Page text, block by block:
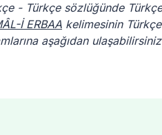
- Türkçe sözlüğünde
İ ERBAA kelimesinin
aşağıdan